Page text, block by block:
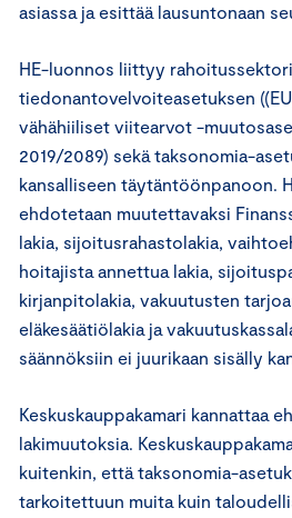
asiassa ja esittää lausuntonaan
HE-luonnos liittyy
tiedonantovelvoiteasetuksen
vähähiiliset viitearvot -
2019/2089) sekä taksonomia-
kansalliseen täytäntöönpanoon.
ehdotetaan muutettavaksi
lakia, sijoitusrahastolakia,
hoitajista annettua lakia,
kirjanpitolakia, vakuutusten
eläkesäätiölakia ja
säännöksiin ei juurikaan sisälly
Keskuskauppakamari kannattaa
lakimuutoksia.
kuitenkin, että taksonomia-
tarkoitettuun muita kuin